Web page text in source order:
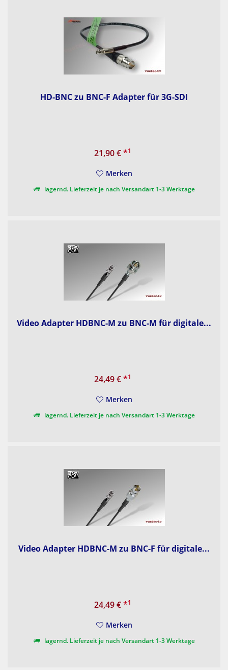
HD-BNC zu BNC-F Adapter für 3G-SDI
21,90 €*1
Merken
lagernd. Lieferzeit je nach Versandart 1-3 Werktage
Video Adapter HDBNC-M zu BNC-M für digitale...
24,49 €*1
Merken
lagernd. Lieferzeit je nach Versandart 1-3 Werktage
Video Adapter HDBNC-M zu BNC-F für digitale...
24,49 €*1
Merken
lagernd. Lieferzeit je nach Versandart 1-3 Werktage